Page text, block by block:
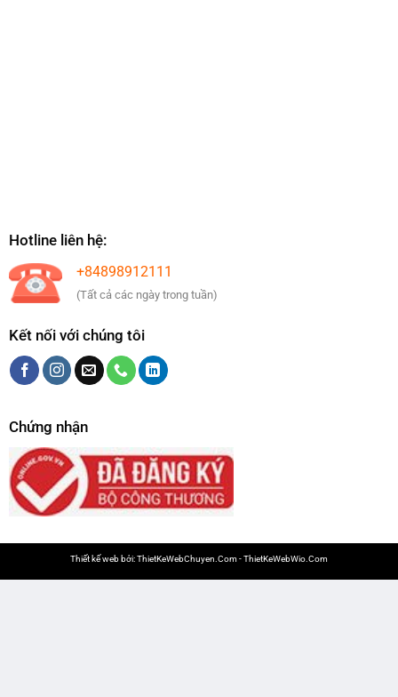
Hotline liên hệ:
+84898912111
(Tất cả các ngày trong tuần)
Kết nối với chúng tôi
Chứng nhận
Thiết kế web bởi:ThietKeWebChuyen.Com-ThietKeWebWio.Com